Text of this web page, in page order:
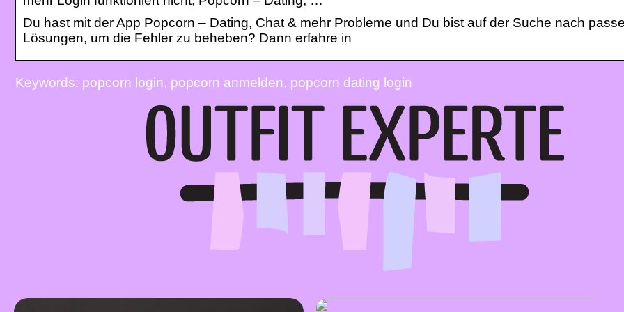
Du hast mit der App Popcorn – Dating, Chat & mehr Probleme und Du bist auf der Suche nach
Lösungen, um die Fehler zu beheben? Dann erfahre in
Keywords: popcorn login, popcorn anmelden, popcorn dating login